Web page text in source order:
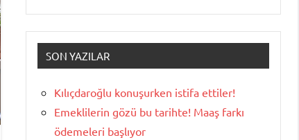
SON YAZILAR
Kılıçdaroğlu konuşurken istifa ettiler!
Emeklilerin gözü bu tarihte! Maaş farkı
ödemeleri başlıyor